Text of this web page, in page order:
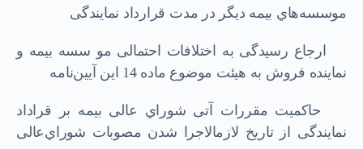
ﻣﻮﺳﺴﻪﻫﺎي ﺑﯿﻤﻪ دﯾﮕﺮ در ﻣﺪت ﻗﺮارداد ﻧﻤﺎﯾﻨﺪﮔﯽ
ارﺟﺎع رﺳﯿﺪﮔﯽ ﺑﻪ اﺧﺘﻼﻓﺎت اﺣﺘﻤﺎﻟﯽ ﻣﻮ ﺳﺴﻪ ﺑﯿﻤﻪ و
ﻧﻤﺎﯾﻨﺪه ﻓﺮوش ﺑﻪ ﻫﯿﺌﺖ ﻣﻮﺿﻮع ﻣﺎده 14 اﯾﻦ آﯾﯿﻦﻧﺎﻣﻪ
ﺣﺎﮐﻤﯿﺖ ﻣﻘﺮرات آﺗﯽ ﺷﻮراي ﻋﺎﻟﯽ ﺑﯿﻤﻪ ﺑﺮ ﻗﺮاداد
ﻧﻤﺎﯾﻨﺪﮔﯽ از ﺗﺎرﯾﺦ ﻻزماﻻﺟﺮا ﺷﺪن ﻣﺼﻮﺑﺎت ﺷﻮرايﻋﺎﻟﯽ